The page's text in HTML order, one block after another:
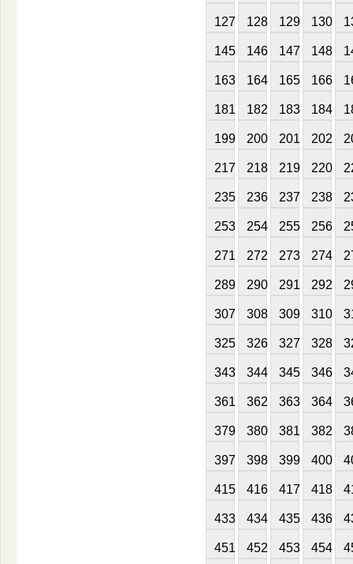
127 128 129 130
145 146 147 148
163 164 165 166
181 182 183 184
199 200 201 202
217 218 219 220
235 236 237 238
253 254 255 256
271 272 273 274
289 290 291 292
307 308 309 310
325 326 327 328
343 344 345 346
361 362 363 364
379 380 381 382
397 398 399 400
415 416 417 418
433 434 435 436
451 452 453 454